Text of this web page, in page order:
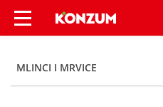
Klara Krušne
MLINCI I MRVICE